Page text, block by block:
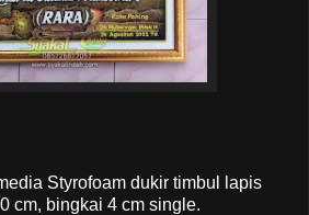
Styrofoam dukir timbul lapis
cm, bingkai 4 cm single.